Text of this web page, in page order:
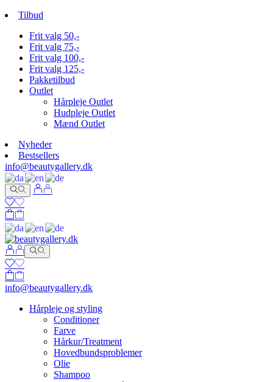
Tilbud
Frit valg 50,-
Frit valg 75,-
Frit valg 100,-
Frit valg 125,-
Pakketilbud
Outlet
Hårpleje Outlet
Hudpleje Outlet
Mænd Outlet
Nyheder
Bestsellers
info@beautygallery.dk
info@beautygallery.dk
Hårpleje og styling
Conditioner
Farve
Hårkur/Treatment
Hovedbundsproblemer
Olie
Shampoo